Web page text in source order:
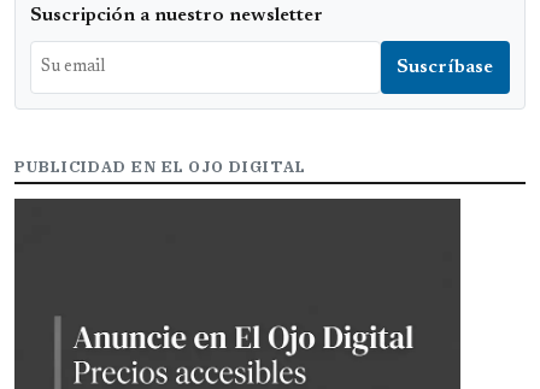
Suscripción a nuestro newsletter
PUBLICIDAD EN EL OJO DIGITAL